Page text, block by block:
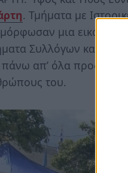
. Τμήματα με
μια εικόνα
Συλλόγων και
πάνω απ’ όλα
του.